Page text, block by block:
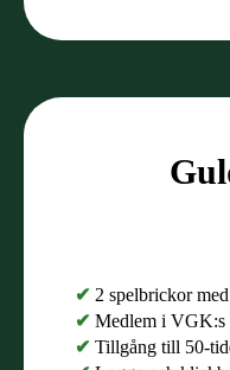
✔ 2 spelbrickor
✔ Medlem i VGK:s
✔ Tillgång till 50-